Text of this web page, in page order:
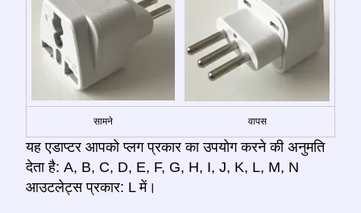
सामने वापस
यह एडाप्टर आपको प्लग प्रकार का उपयोग करने की अनुमति
देता है: A, B, C, D, E, F, G, H, I, J, K, L, M, N
आउटलेट्स प्रकार: L में।